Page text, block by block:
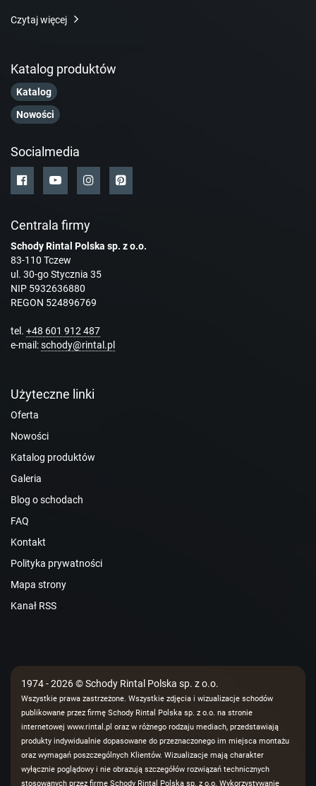
Czytaj więcej
Katalog produktów
Katalog
Nowości
Socialmedia
Centrala firmy
Schody Rintal Polska sp. z o.o.
83-110 Tczew
ul. 30-go Stycznia 35
NIP 5932636880
REGON 524896769
tel. +48 601 912 487
e-mail:schody@rintal.pl
Użyteczne linki
Oferta
Nowości
Katalog produktów
Galeria
Blog o schodach
FAQ
Kontakt
Polityka prywatności
Mapa strony
Kanał RSS
1974 - 2026 © Schody Rintal Polska sp. z o.o.
Wszystkie prawa zastrzeżone. Wszystkie zdjęcia i wizualizacje schodów
publikowane przez firmę Schody Rintal Polska sp. z o.o. na stronie
internetowej www.rintal.pl oraz w różnego rodzaju mediach, przedstawiają
produkty indywidualnie dopasowane do przeznaczonego im miejsca montażu
oraz wymagań poszczególnych Klientów. Wizualizacje mają charakter
wyłącznie poglądowy i nie obrazują szczegółów rozwiązań technicznych
stosowanych przez firmę Schody Rintal Polska sp. z o.o. Wykorzystywanie